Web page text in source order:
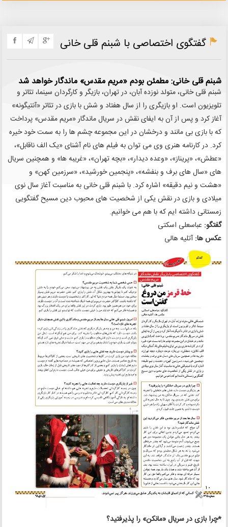
گفتگوی اختصاصی با شبنم قلی خانی
شبنم قلی خانی: مطمئن بودم «مریم مقدس» ماندگار خواهد شد
شبنم قلی خانی، متولد نوزده آبان، در تهران، بازیگر و کارگردان سینما، تئاتر و
تلویزیون است. او بازیگری را از سال هفتاد و شش با بازی در تئاتر «آنتیگونه»
آغاز کرد و پس از آن به ایفای نقش در سریال ماندگار «مریم مقدس» پرداخت
که با بازی بی مانند و درخشان در این مجموعه چشم ها را به سمت خود خیره
کرد. در کارنامه هنری وی می توان به فیلم های نام آشنای «یک الف ناقابل»،
«عطش»، «پریناز»، «وعده دیدار»، «بچه تهران»، «غریبه ها» و همچنین سریال
های «سال های برف و بنفشه»، «پنجمین خورشید»، «سرزمین کهن» و
«هشت و نیم دقیقه» اشاره کرد. با شبنم قلی خانی به مناسبت آغاز سال نوی
میلادی و بازی در نقش یکی از شخصیت های محبوب دین مسیح گفتگویی
زمستانی داشته ایم که با هم می خوانیم.
گفتگو: عباسعلی اسکتی
عکس ها:آتلیه هالی
*چرا بازی در سریال «مانکن» را پذیرفتید؟